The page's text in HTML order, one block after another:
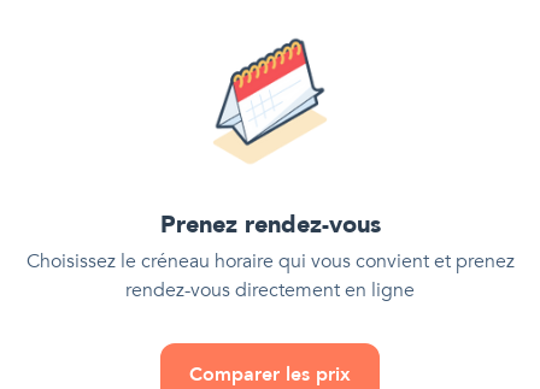
Prenez rendez-vous
Choisissez le créneau horaire qui vous convient et prenez
rendez-vous directement en ligne
Comparer les prix